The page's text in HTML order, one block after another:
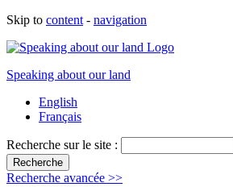
Skip to content - navigation
Speaking about our land
English
Français
Recherche sur le site :
Recherche avancée >>